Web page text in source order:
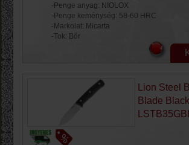
-Penge anyag: NIOLOX
-Penge keménység: 58-60 HRC
-Markolat: Micarta
-Tok: Bőr
Lion Steel
Blade